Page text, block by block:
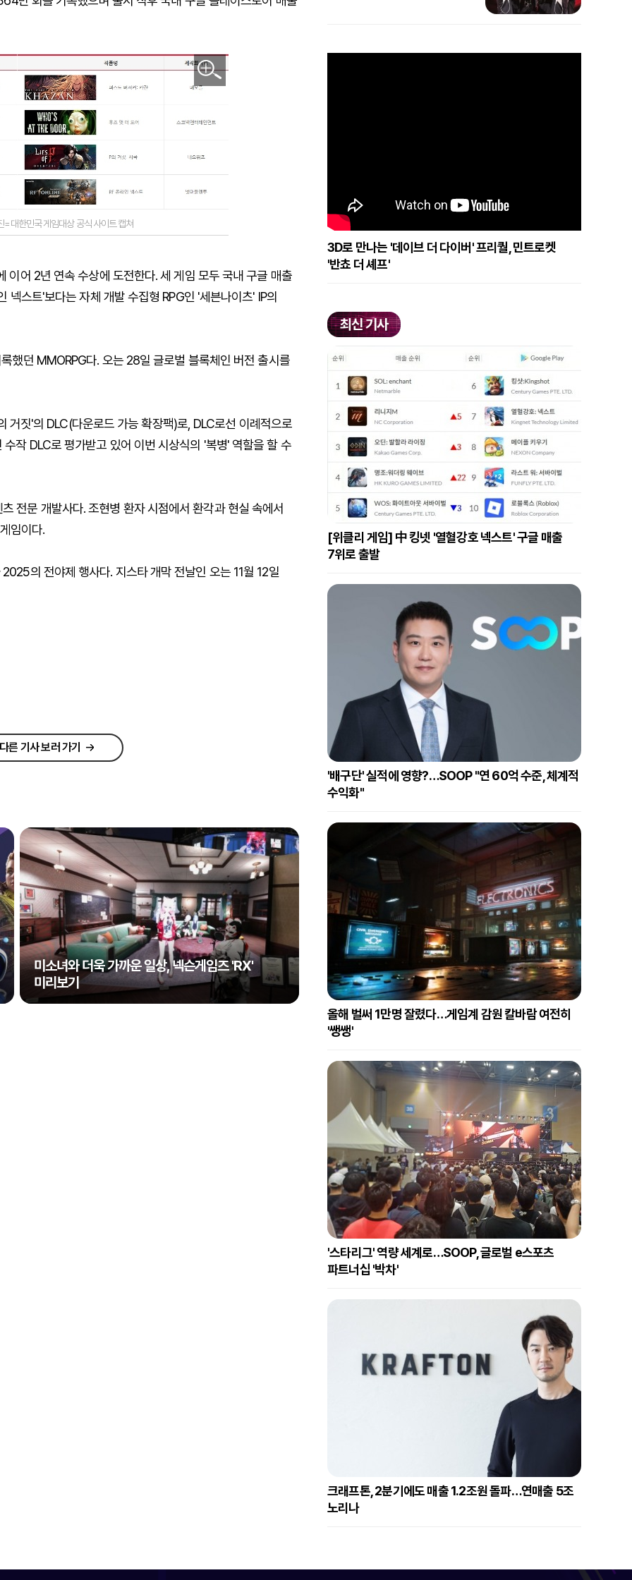
대한민국 게임대상 공식 사이트 캡쳐
이어 2년 연속 수상에 도전한다. 세 게임 모두 국내 구글 매출
스트'보다는 자체 개발 수집형 RPG인 '세븐나이츠' IP의
했던 MMORPG다. 오는 28일 글로벌 블록체인 버전 출시를
짓'의 DLC(다운로드 가능 확장팩)로, DLC로선 이례적으로
작 DLC로 평가받고 있어 이번 시상식의 '복병' 역할을 할 수
전문 개발사다. 조현병 환자 시점에서 환각과 현실 속에서
임이다.
의 전야제 행사다. 지스타 개막 전날인 오는 11월 12일
른 기사 보러 가기
미소녀와 더욱 가까운 일상, 넥슨게임즈 'RX'
미리보기
3D로 만나는 '데이브 더 다이버' 프리퀄, 민트로켓
'반쵸 더 셰프'
최신 기사
[위클리 게임] 中 킹넷 '열혈강호 넥스트' 구글 매출
7위로 출발
'배구단' 실적에 영향?…SOOP "연 60억 수준, 체계적
수익화"
올해 벌써 1만명 잘렸다…게임계 감원 칼바람 여전히
'쌩쌩'
'스타리그' 역량 세계로…SOOP, 글로벌 e스포츠
파트너십 '박차'
크래프톤, 2분기에도 매출 1.2조원 돌파…연매출 5조
노리나